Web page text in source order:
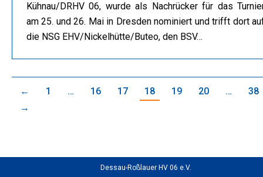
Kühnau/DRHV 06, wurde als Nachrücker für das
am 25. und 26. Mai in Dresden nominiert und trifft dort
die NSG EHV/Nickelhütte/Buteo, den BSV…
← 1 … 16 17 18 19 20 …
38
→
Dessau-Roßlauer HV 06 e.V.